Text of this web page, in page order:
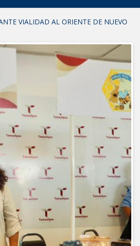
VIALIDAD AL ORIENTE DE NUEVO
PARA REDUCIR RIESGO DE
a colonia Integración Familiar
PONIENTE: ABREN INSCRIPCIONES
PSICOLÓGICAS GRATUITAS
de la refinería
médica y la bioética en Tamaulipas
ANTE ALTAS TEMPERATURAS
los reynosenses
de Arquitectura de la UAT en
patrimonial a más familias de
DURANTE LA TEMPORADA DE
de Reynosa